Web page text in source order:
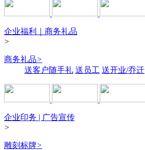
企业福利｜商务礼品
>
商务礼品>
送客户随手礼 送员工 送开业/乔迁
企业印务 | 广告宣传
>
雕刻标牌>